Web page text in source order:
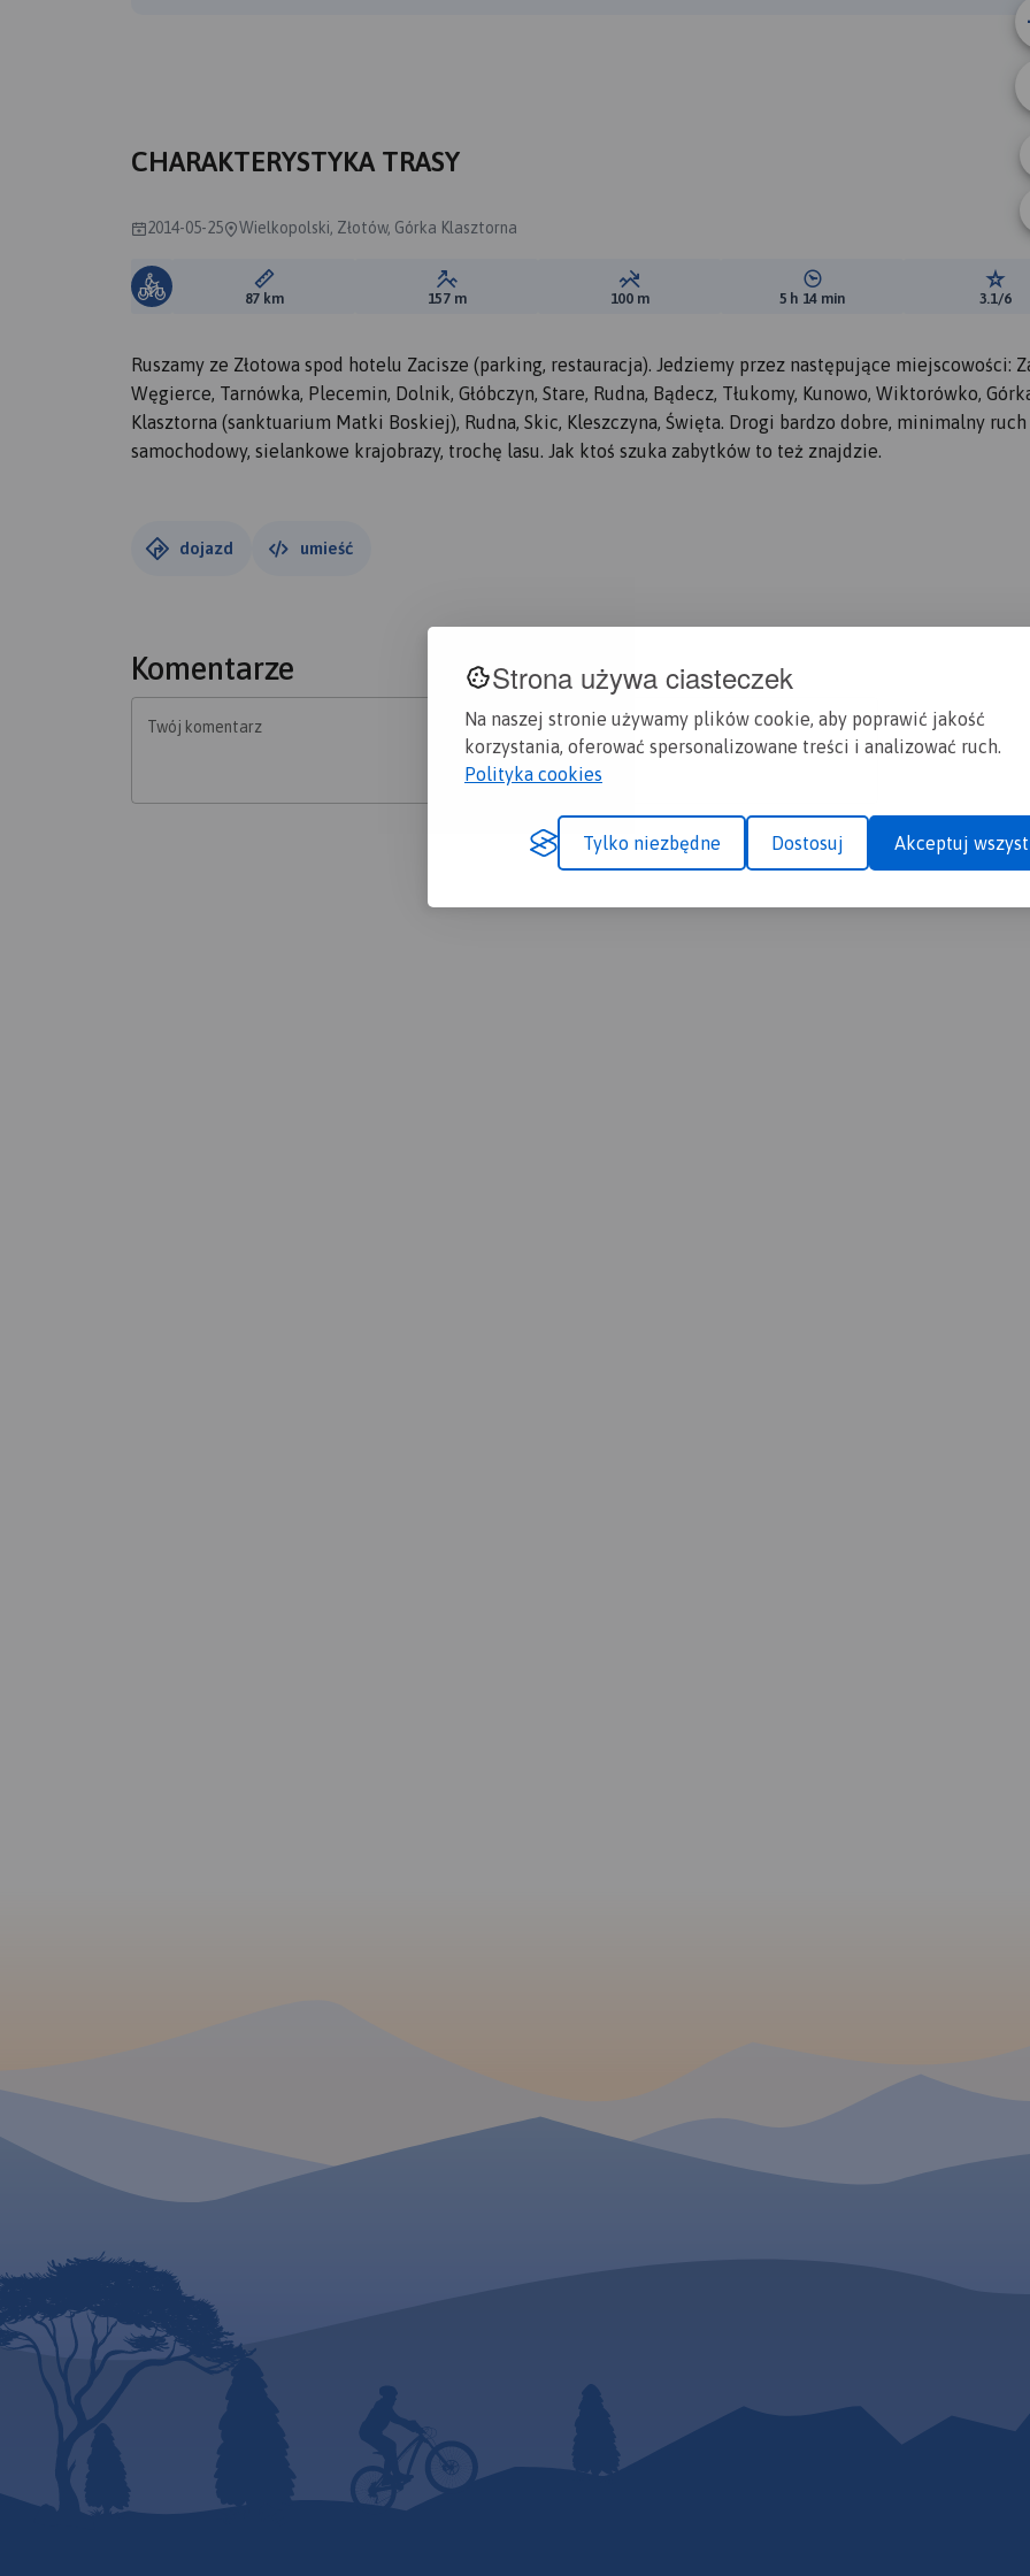
Strona używa ciasteczek
Na naszej stronie używamy plików cookie, aby poprawić jakość
korzystania, oferować spersonalizowane treści i analizować ruch.
Polityka cookies
Tylko niezbędne Dostosuj Akceptuj
CHARAKTERYSTYKA TRASY
2014-05-25 Wielkopolski, Złotów, Górka Klasztorna
Długość trasy:
87 km Suma przewyższeń:
157 m Suma spadków:
100 m Średni czas potrzebny na
5 h 14 min 3.1/6
Ruszamy ze Złotowa spod hotelu Zacisze (parking, restauracja). Jedziemy przez następujące miejscowości:
Węgierce, Tarnówka, Plecemin, Dolnik, Głóbczyn, Stare, Rudna, Bądecz, Tłukomy, Kunowo, Wiktorówko,
Klasztorna (sanktuarium Matki Boskiej), Rudna, Skic, Kleszczyna, Święta. Drogi bardzo dobre, minimalny ruch
samochodowy, sielankowe krajobrazy, trochę lasu. Jak ktoś szuka zabytków to też znajdzie.
dojazd umieść
Komentarze
Twój komentarz